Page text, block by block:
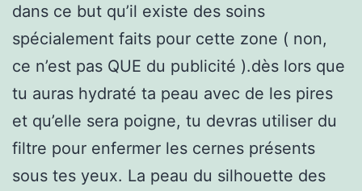
dans ce but qu’il existe des soins
spécialement faits pour cette zone ( non,
ce n’est pas QUE du publicité ).dès lors que
tu auras hydraté ta peau avec de les pires
et qu’elle sera poigne, tu devras utiliser du
filtre pour enfermer les cernes présents
sous tes yeux. La peau du silhouette des